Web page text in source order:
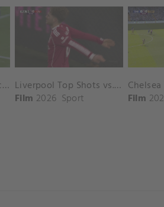
Aston Villa with a Spectacular Goal vs. Nottingham Forest
Liverpool Top Shots vs. Fulham
Film 2026 Sport
Film